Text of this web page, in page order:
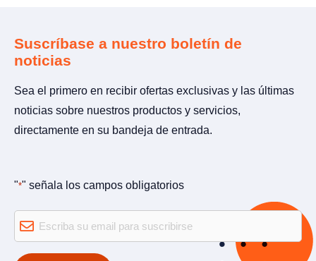
"*" señala los campos obligatorios
Email
*
Suscríbase a nuestro boletín de
noticias
Sea el primero en recibir ofertas exclusivas y las últimas
noticias sobre nuestros productos y servicios,
directamente en su bandeja de entrada.